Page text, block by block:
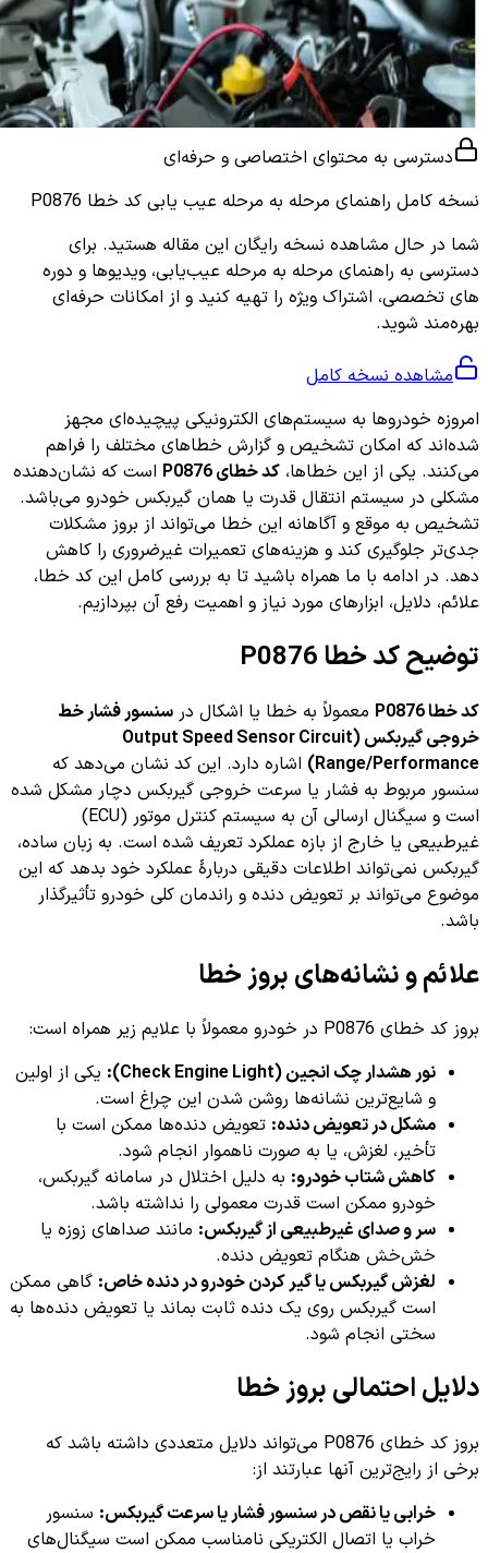
دسترسی به محتوای اختصاصی و حرفه‌ای
نسخه کامل راهنمای مرحله به مرحله عیب یابی کد خطا P0876
شما در حال مشاهده نسخه رایگان این مقاله هستید. برای
دسترسی به راهنمای مرحله به مرحله عیب‌یابی، ویدیوها و دوره
های تخصصی، اشتراک ویژه را تهیه کنید و از امکانات حرفه‌ای
بهره‌مند شوید.
مشاهده نسخه کامل
امروزه خودروها به سیستم‌های الکترونیکی پیچیده‌ای مجهز
شده‌اند که امکان تشخیص و گزارش خطاهای مختلف را فراهم
می‌کنند. یکی از این خطاها، کد خطای P0876
است که نشان‌دهنده
مشکلی در سیستم انتقال قدرت یا همان گیربکس خودرو می‌باشد.
تشخیص به موقع و آگاهانه این خطا می‌تواند از بروز مشکلات
جدی‌تر جلوگیری کند و هزینه‌های تعمیرات غیرضروری را کاهش
دهد. در ادامه با ما همراه باشید تا به بررسی کامل این کد خطا،
علائم، دلایل، ابزارهای مورد نیاز و اهمیت رفع آن بپردازیم.
توضیح کد خطا P0876
کد خطا P0876 معمولاً به خطا یا اشکال در سنسور فشار خط
خروجی گیربکس (Output Speed Sensor Circuit
Range/Performance) اشاره دارد. این کد نشان می‌دهد که
سنسور مربوط به فشار یا سرعت خروجی گیربکس دچار مشکل شده
است و سیگنال ارسالی آن به سیستم کنترل موتور (ECU)
غیرطبیعی یا خارج از بازه عملکرد تعریف شده است. به زبان ساده،
گیربکس نمی‌تواند اطلاعات دقیقی دربارهٔ عملکرد خود بدهد که این
موضوع می‌تواند بر تعویض دنده و راندمان کلی خودرو تأثیرگذار
باشد.
علائم و نشانه‌های بروز خطا
بروز کد خطای P0876 در خودرو معمولاً با علایم زیر همراه است:
نور هشدار چک انجین (Check Engine Light):
یکی از اولین
و شایع‌ترین نشانه‌ها روشن شدن این چراغ است.
مشکل در تعویض دنده: تعویض دنده‌ها ممکن است با
تأخیر، لغزش، یا به صورت ناهموار انجام شود.
کاهش شتاب خودرو: به دلیل اختلال در سامانه گیربکس،
خودرو ممکن است قدرت معمولی را نداشته باشد.
سر و صدای غیرطبیعی از گیربکس: مانند صداهای زوزه یا
خش‌خش هنگام تعویض دنده.
لغزش گیربکس یا گیر کردن خودرو در دنده خاص: گاهی ممکن
است گیربکس روی یک دنده ثابت بماند یا تعویض دنده‌ها به
سختی انجام شود.
دلایل احتمالی بروز خطا
بروز کد خطای P0876 می‌تواند دلایل متعددی داشته باشد که
برخی از رایج‌ترین آنها عبارتند از:
خرابی یا نقص در سنسور فشار یا سرعت گیربکس: سنسور
خراب یا اتصال الکتریکی نامناسب ممکن است سیگنال‌های